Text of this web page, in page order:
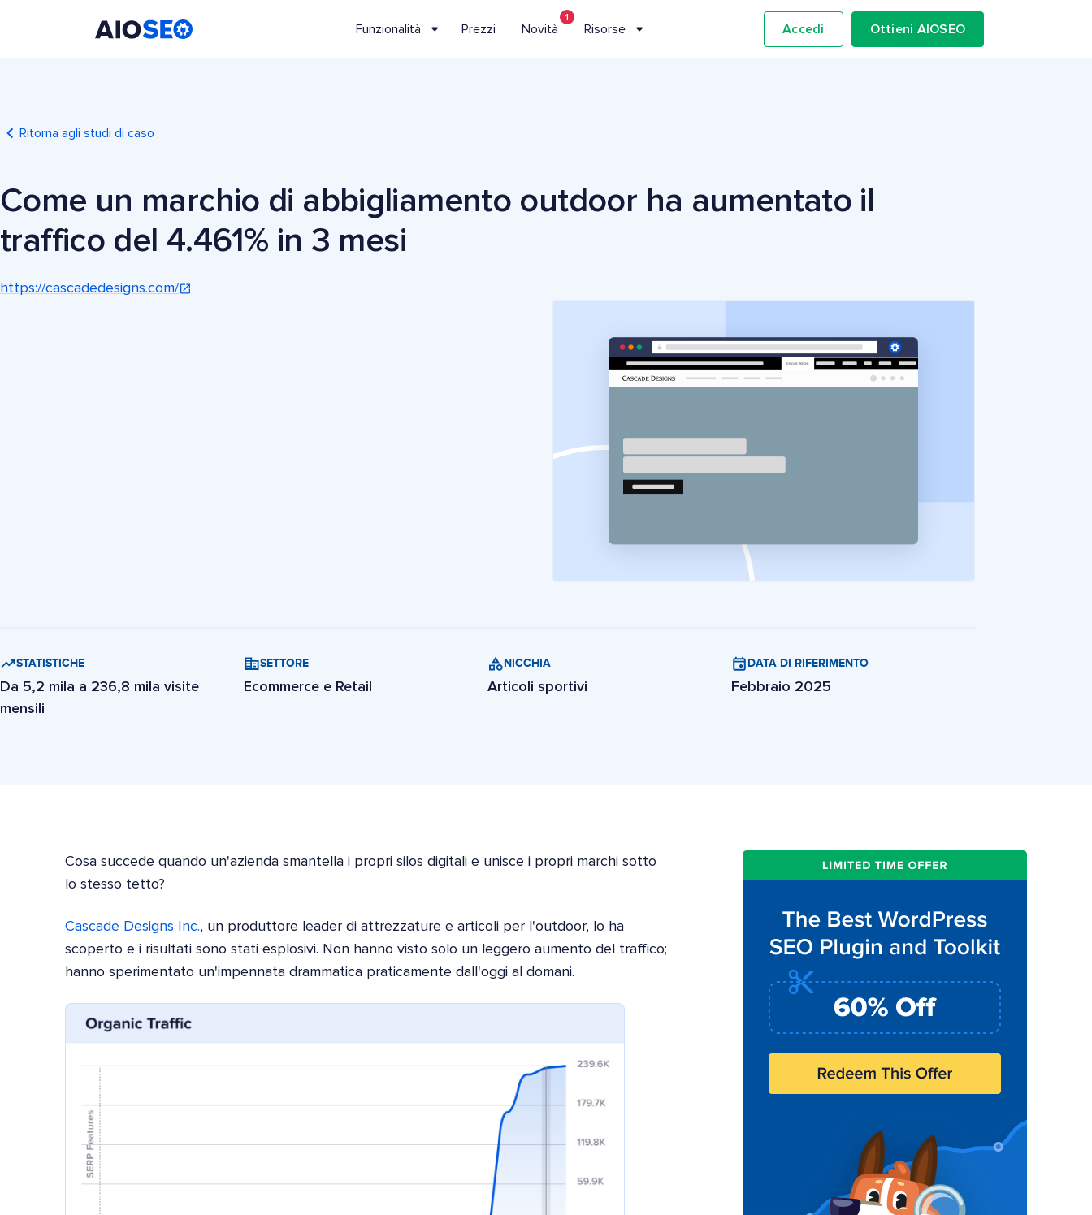
Funzionalità Prezzi Novità
1
Risorse Accedi Ottieni AIOSEO
Ritorna agli studi di caso
Come un marchio di abbigliamento outdoor ha aumentato il
traffico del 4.461% in 3 mesi
https://cascadedesigns.com/
STATISTICHE
Da 5,2 mila a 236,8 mila visite
mensili
SETTORE
Ecommerce e Retail
NICCHIA
Articoli sportivi
DATA DI RIFERIMENTO
Febbraio 2025
Cosa succede quando un'azienda smantella i propri silos digitali e unisce i propri marchi sotto
lo stesso tetto?
Cascade Designs Inc., un produttore leader di attrezzature e articoli per l'outdoor, lo ha
scoperto e i risultati sono stati esplosivi. Non hanno visto solo un leggero aumento del traffico;
hanno sperimentato un'impennata drammatica praticamente dall'oggi al domani.